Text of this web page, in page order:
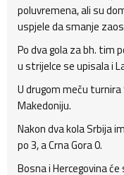
poluvremena, ali su
uspjele da smanje
Po dva gola za bh. tim
u strijelce se upisala i
U drugom meču turnira
Makedoniju.
Nakon dva kola Srbija
po 3, a Crna Gora 0.
Bosna i Hercegovina